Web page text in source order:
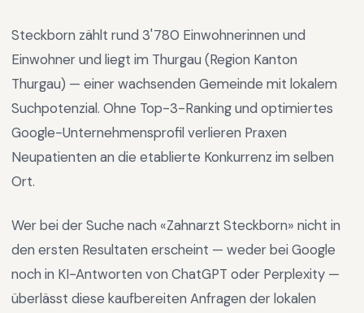
Steckborn zählt rund 3'780 Einwohnerinnen und
Einwohner und liegt im Thurgau (Region Kanton
Thurgau) — einer wachsenden Gemeinde mit lokalem
Suchpotenzial. Ohne Top-3-Ranking und optimiertes
Google-Unternehmensprofil verlieren Praxen
Neupatienten an die etablierte Konkurrenz im selben
Ort.
Wer bei der Suche nach «Zahnarzt Steckborn» nicht in
den ersten Resultaten erscheint — weder bei Google
noch in KI-Antworten von ChatGPT oder Perplexity —
überlässt diese kaufbereiten Anfragen der lokalen